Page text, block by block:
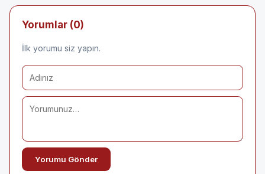
Yorumlar (0)
İlk yorumu siz yapın.
Yorumu Gönder